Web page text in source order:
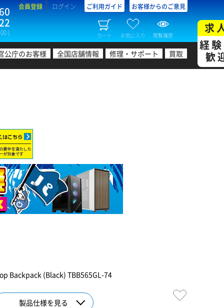
)
会員登録 ログイン ご利用ガイド お客様からのご意見
カート お気に入り 閲覧履歴
公庁のお客様 全国店舗情報 修理・サポート 買取
求
経
歓
Backpack (Black) TBB565GL-74
製品仕様を見る